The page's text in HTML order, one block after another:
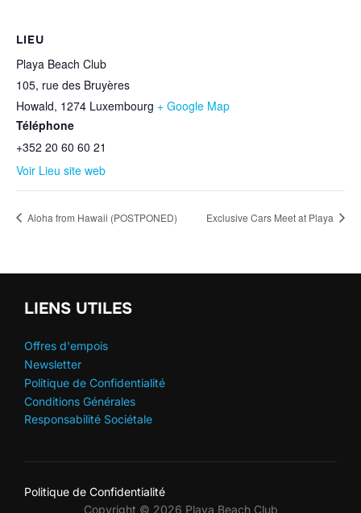
LIEU
Playa Beach Club
105, rue des Bruyères
Howald, 1274 Luxembourg + Google Map
Téléphone
+352 20 60 60 21
Voir Lieu site web
Aloha from Hawaii (POSTPONED) Exclusive Cars Meet at Playa
LIENS UTILES
Offres d'empois
Newsletter
Politique de Confidentialité
Conditions Générales
Responsabilité Sociétale
Politique de Confidentialité
Copyright © 2026 Playa Beach Club